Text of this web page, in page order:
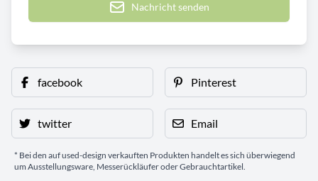
Nachricht senden
facebook Pinterest
twitter Email
* Bei den auf used-design verkauften Produkten handelt es sich überwiegend
um Ausstellungsware, Messerückläufer oder Gebrauchtartikel.